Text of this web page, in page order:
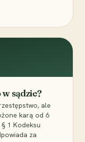
sądzie?
ale
karą od 6
1 Kodeksu
za